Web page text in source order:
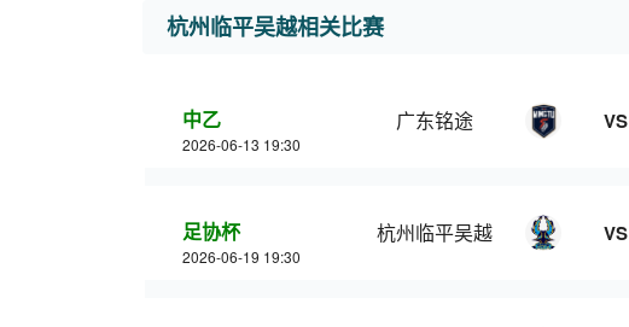
杭州临平吴越相关比赛
中乙
2026-06-13 19:30
广东铭途 VS
足协杯
2026-06-19 19:30
杭州临平吴越 VS